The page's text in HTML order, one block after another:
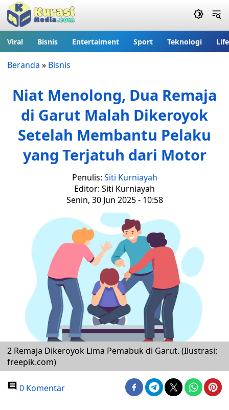
Viral Bisnis Entertaiment Sport Teknologi
Beranda » Bisnis
Niat Menolong, Dua Remaja
di Garut Malah Dikeroyok
Setelah Membantu Pelaku
yang Terjatuh dari Motor
Penulis: Siti Kurniayah
Editor: Siti Kurniayah
Senin, 30 Jun 2025 - 10:58
2 Remaja Dikeroyok Lima Pemabuk di Garut. (Ilustrasi:
freepik.com)
0 Komentar